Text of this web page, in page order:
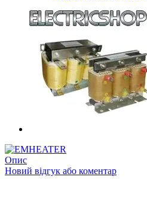
Опис
Новий відгук або коментар